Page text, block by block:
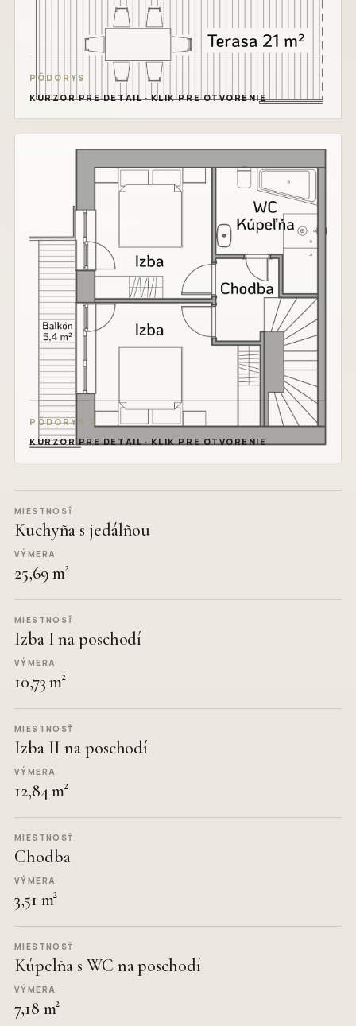
PÔDORYS
KURZOR PRE DETAIL · KLIK PRE OTVORENIE
PÔDORYS 2
KURZOR PRE DETAIL · KLIK PRE OTVORENIE
Kuchyña s jedálñou
25,69 m²
Izba I na poschodí
10,73 m²
Izba II na poschodí
12,84 m²
Chodba
3,51 m²
Kúpelña s WC na poschodí
7,18 m²